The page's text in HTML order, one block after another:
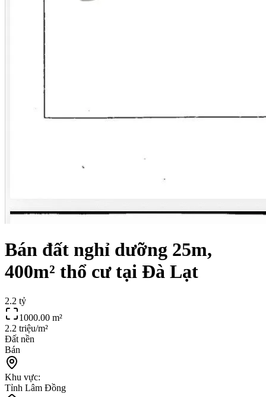
Bán đất nghỉ dưỡng 25m,
400m² thổ cư tại Đà Lạt
2.2 tỷ
1000.00 m²
2.2 triệu/m²
Đất nền
Bán
Khu vực:
Tỉnh Lâm Đồng